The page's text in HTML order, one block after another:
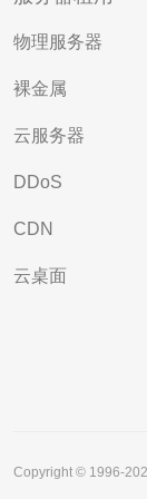
物理服务器
裸金属
云服务器
DDoS
CDN
云桌面
Copyright © 1996-